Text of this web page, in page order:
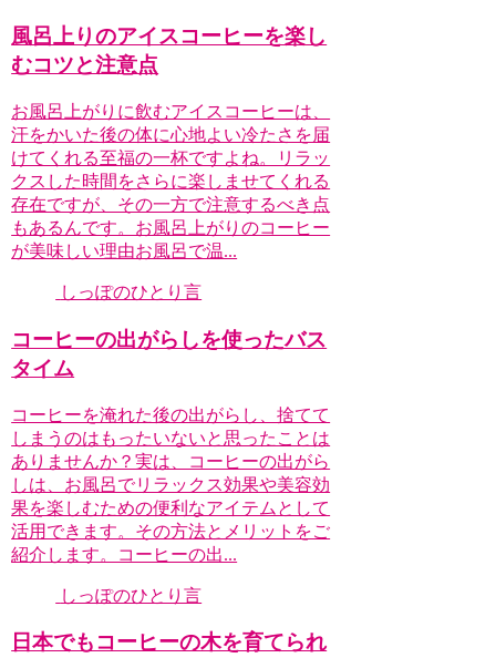
風呂上りのアイスコーヒーを楽し
むコツと注意点
お風呂上がりに飲むアイスコーヒーは、
汗をかいた後の体に心地よい冷たさを届
けてくれる至福の一杯ですよね。リラッ
クスした時間をさらに楽しませてくれる
存在ですが、その一方で注意するべき点
もあるんです。お風呂上がりのコーヒー
が美味しい理由お風呂で温...
しっぽのひとり言
コーヒーの出がらしを使ったバス
タイム
コーヒーを淹れた後の出がらし、捨てて
しまうのはもったいないと思ったことは
ありませんか？実は、コーヒーの出がら
しは、お風呂でリラックス効果や美容効
果を楽しむための便利なアイテムとして
活用できます。その方法とメリットをご
紹介します。コーヒーの出...
しっぽのひとり言
日本でもコーヒーの木を育てられ